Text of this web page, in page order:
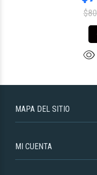
MAPA DEL SITIO
MI CUENTA